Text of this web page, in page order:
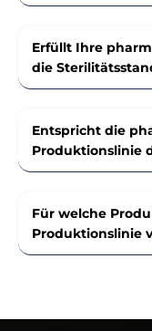
Erfüllt Ihre
die
Entspricht die
Produktionslinie
Für welche
Produktionslinie